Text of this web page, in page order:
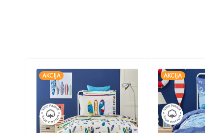
AKCIJA AKCIJA